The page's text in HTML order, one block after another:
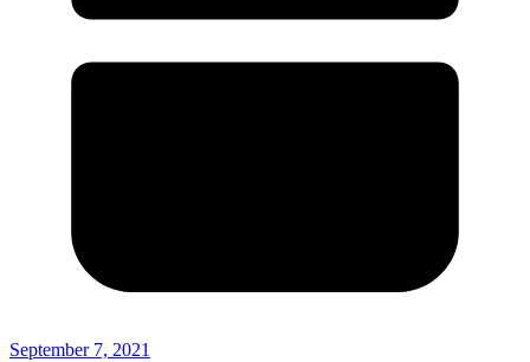
September 7, 2021